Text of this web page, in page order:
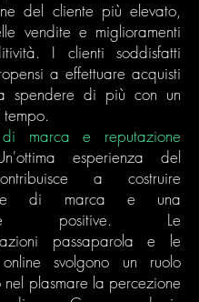
del cliente più elevato,
vendite e miglioramenti
I clienti soddisfatti
a effettuare acquisti
spendere di più con un
tempo.
di marca e reputazione
esperienza del
a costruire
di marca e una
positive. Le
passaparola e le
online svolgono un ruolo
nel plasmare la percezione